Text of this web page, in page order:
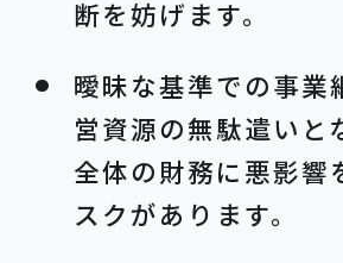
断を妨げます。
曖昧な基準での事業
営資源の無駄遣いと
全体の財務に悪影響
スクがあります。